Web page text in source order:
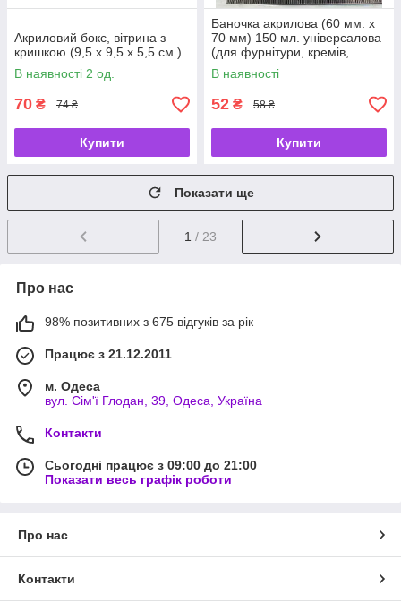
Акриловий бокс, вітрина з
кришкою (9,5 х 9,5 х 5,5 см.)
В наявності 2 од.
70 ₴ 74 ₴
Купити
Баночка акрилова (60 мм. х
70 мм) 150 мл. універсалова
(для фурнітури, кремів,
мазей, слайма)
В наявності
52 ₴ 58 ₴
Купити
Показати ще
1 / 23
Про нас
98% позитивних з 675 відгуків за рік
Працює з 21.12.2011
м. Одеса
вул. Сім'ї Глодан, 39, Одеса, Україна
Контакти
Сьогодні працює з 09:00 до 21:00
Показати весь графік роботи
Про нас
Контакти